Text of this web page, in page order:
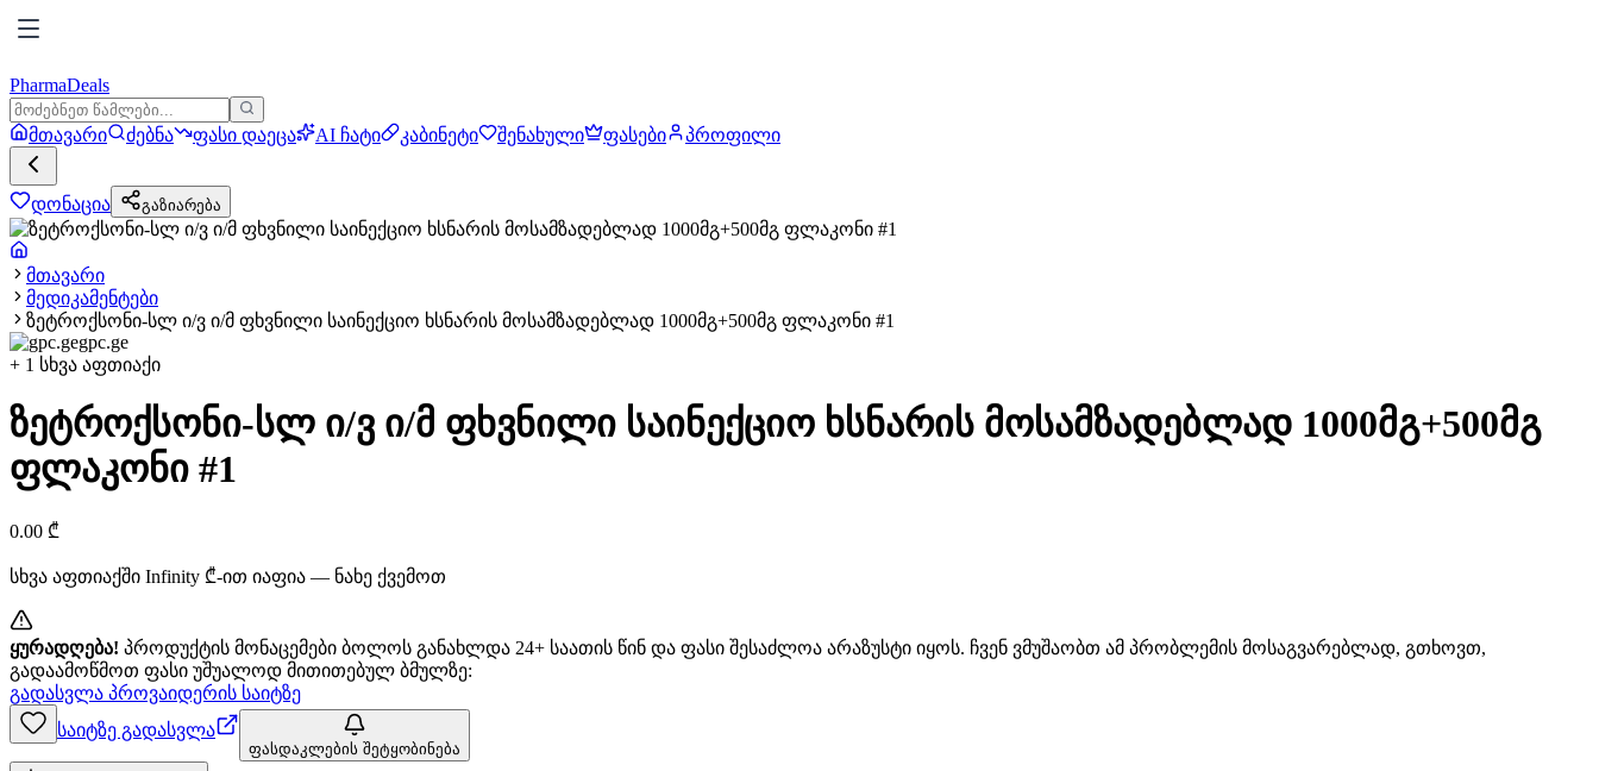
PharmaDeals
მთავარი ძებნა ფასი დაეცა AI ჩატი კაბინეტი შენახული ფასები პროფილი
დონაცია გაზიარება
მთავარი
მედიკამენტები
ზეტროქსონი-სლ ი/ვ ი/მ ფხვნილი საინექციო ხსნარის მოსამზადებლად 1000მგ+500მგ ფლაკონი #1
gpc.ge
+ 1 სხვა აფთიაქი
ზეტროქსონი-სლ ი/ვ ი/მ ფხვნილი საინექციო ხსნარის მოსამზადებლად 1000მგ+500მგ
ფლაკონი #1
0.00 ₾
სხვა აფთიაქში Infinity ₾-ით იაფია — ნახე ქვემოთ
ყურადღება! პროდუქტის მონაცემები ბოლოს განახლდა 24+ საათის წინ და ფასი შესაძლოა არაზუსტი იყოს. ჩვენ ვმუშაობთ ამ პრობლემის მოსაგვარებლად, გთხოვთ,
გადაამოწმოთ ფასი უშუალოდ მითითებულ ბმულზე:
გადასვლა პროვაიდერის საიტზე
საიტზე გადასვლა
ფასდაკლების შეტყობინება